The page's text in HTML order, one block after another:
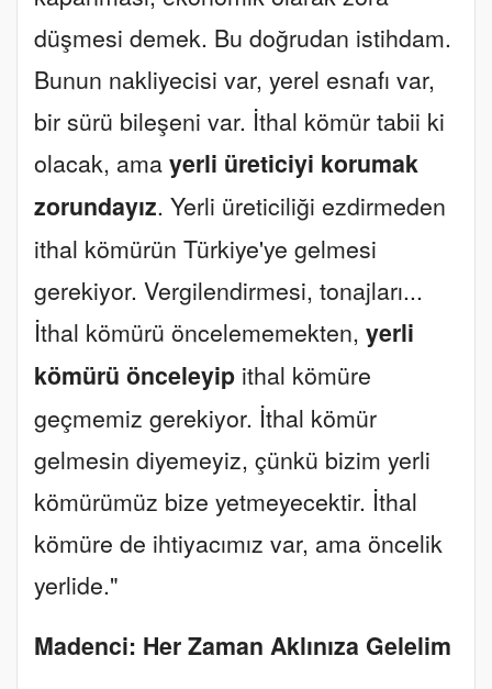
düşmesi demek. Bu doğrudan istihdam.
Bunun nakliyecisi var, yerel esnafı var,
bir sürü bileşeni var. İthal kömür tabii ki
olacak, ama yerli üreticiyi korumak
zorundayız. Yerli üreticiliği ezdirmeden
ithal kömürün Türkiye'ye gelmesi
gerekiyor. Vergilendirmesi, tonajları...
İthal kömürü öncelememekten, yerli
kömürü önceleyip ithal kömüre
geçmemiz gerekiyor. İthal kömür
gelmesin diyemeyiz, çünkü bizim yerli
kömürümüz bize yetmeyecektir. İthal
kömüre de ihtiyacımız var, ama öncelik
yerlide."
Madenci: Her Zaman Aklınıza Gelelim